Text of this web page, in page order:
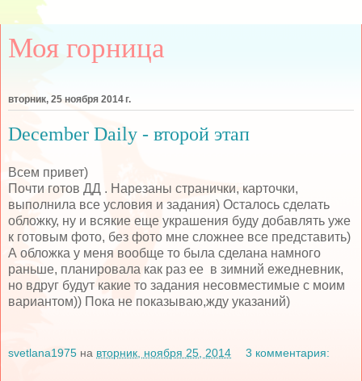
Моя горница
вторник, 25 ноября 2014 г.
December Daily - второй этап
Всем привет)
Почти готов ДД . Нарезаны странички, карточки,
выполнила все условия и задания) Осталось сделать
обложку, ну и всякие еще украшения буду добавлять уже
к готовым фото, без фото мне сложнее все представить)
А обложка у меня вообще то была сделана намного
раньше, планировала как раз ее в зимний ежедневник,
но вдруг будут какие то задания несовместимые с моим
вариантом)) Пока не показываю,жду указаний)
svetlana1975 на вторник, ноября 25, 2014 3 комментария: